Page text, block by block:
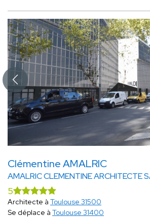
Clémentine AMALRIC
AMALRIC CLEMENTINE ARCHITECTE
5
Architecte à Toulouse 31500
Se déplace à Toulouse 31400